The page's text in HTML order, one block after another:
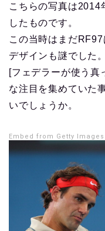
こちらの写真は2014
したものです。
この当時はまだ
デザインも謎でした。
[フェデラーが使う真
な注目を集めていた
いでしょうか。
Embed from Getty Images